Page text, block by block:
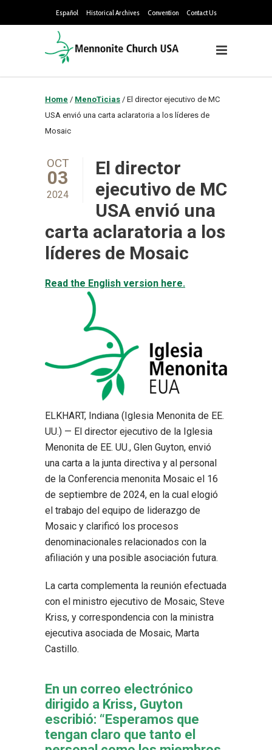
Español Historical Archives Convention Contact Us
Home / MenoTicias / El director ejecutivo de MC
USA envió una carta aclaratoria a los líderes de
Mosaic
OCT
03
2024
El director
ejecutivo de MC
USA envió una
carta aclaratoria a los
líderes de Mosaic
Read the English version here.
ELKHART, Indiana (Iglesia Menonita de EE.
UU.) — El director ejecutivo de la Iglesia
Menonita de EE. UU., Glen Guyton, envió
una carta a la junta directiva y al personal
de la Conferencia menonita Mosaic el 16
de septiembre de 2024, en la cual elogió
el trabajo del equipo de liderazgo de
Mosaic y clarificó los procesos
denominacionales relacionados con la
afiliación y una posible asociación futura.
La carta complementa la reunión efectuada
con el ministro ejecutivo de Mosaic, Steve
Kriss, y correspondencia con la ministra
ejecutiva asociada de Mosaic, Marta
Castillo.
En un correo electrónico
dirigido a Kriss, Guyton
escribió: “Esperamos que
tengan claro que tanto el